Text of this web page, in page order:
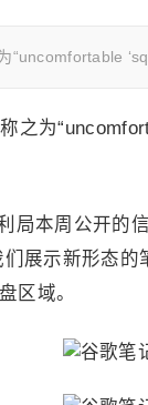
“uncomfortable
之为
局本周公开的
展示新形态
区域。